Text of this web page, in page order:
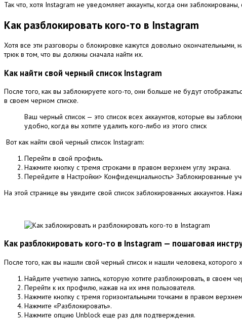
Так что, хотя Instagram не уведомляет аккаунты, когда они
Как разблокировать кого-то в Instagram
Хотя все эти разговоры о блокировке кажутся довольно
трюк в том, что вы должны сначала найти их.
Как найти свой черный список Instagram
После того, как вы заблокируете кого-то, они больше не будут
в своем черном списке.
Ваш черный список — это список всех аккаунтов, которые вы
удобно, когда вы хотите удалить кого-либо из этого списк
Вот как найти свой черный список Instagram:
Перейти в свой профиль.
Нажмите кнопку с тремя строками в правом верхнем углу экрана.
Перейдите в Настройки> Конфиденциальность> Заблокированные
На этой странице вы увидите свой список заблокированных аккаунтов.
Как разблокировать кого-то в Instagram — пошаговая
После того, как вы нашли свой черный список и нашли человека, которого
Найдите учетную запись, которую хотите разблокировать, в своем
Перейти к их профилю, нажав на их имя пользователя.
Нажмите кнопку с тремя горизонтальными точками в правом
Нажмите «Разблокировать».
Нажмите опцию Unblock еще раз для подтверждения.